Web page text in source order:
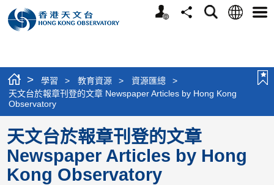
個
分
搜
語
選
> 學習 > 教育資源 > 資源匯總
>
天文台於報章刊登的文章 Newspaper Articles by Hong Kong
Observatory
天文台於報章刊登的文章
Newspaper Articles by Hong
Kong Observatory